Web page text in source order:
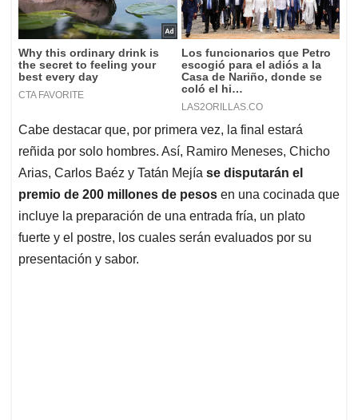
Cabe destacar que, por primera vez, la final estará
reñida por solo hombres. Así, Ramiro Meneses, Chicho
Arias, Carlos Baéz y Tatán Mejía se disputarán el
premio de 200 millones de pesos en una cocinada que
incluye la preparación de una entrada fría, un plato
fuerte y el postre, los cuales serán evaluados por su
presentación y sabor.